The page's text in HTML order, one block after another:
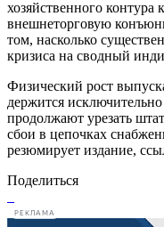
хозяйственного
внешнеторговую
том, насколько
кризиса на сводный
Физический рост
держится
продолжают урезать
сбои в цепочках
резюмирует издание,
Поделиться
РЕКЛАМА